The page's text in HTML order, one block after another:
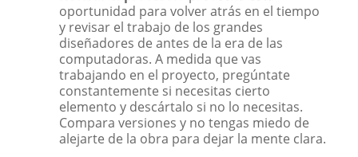
oportunidad para volver atrás en el tiempo
y revisar el trabajo de los grandes
diseñadores de antes de la era de las
computadoras. A medida que vas
trabajando en el proyecto, pregúntate
constantemente si necesitas cierto
elemento y descártalo si no lo necesitas.
Compara versiones y no tengas miedo de
alejarte de la obra para dejar la mente clara.